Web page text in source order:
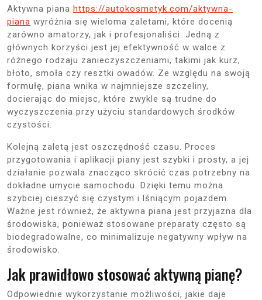
Aktywna piana https://autokosmetyk.com/aktywna-
piana wyróżnia się wieloma zaletami, które docenią
zarówno amatorzy, jak i profesjonaliści. Jedną z
głównych korzyści jest jej efektywność w walce z
różnego rodzaju zanieczyszczeniami, takimi jak kurz,
błoto, smoła czy resztki owadów. Ze względu na swoją
formułę, piana wnika w najmniejsze szczeliny,
docierając do miejsc, które zwykle są trudne do
wyczyszczenia przy użyciu standardowych środków
czystości.
Kolejną zaletą jest oszczędność czasu. Proces
przygotowania i aplikacji piany jest szybki i prosty, a jej
działanie pozwala znacząco skrócić czas potrzebny na
dokładne umycie samochodu. Dzięki temu można
szybciej cieszyć się czystym i lśniącym pojazdem.
Ważne jest również, że aktywna piana jest przyjazna dla
środowiska, ponieważ stosowane preparaty często są
biodegradowalne, co minimalizuje negatywny wpływ na
środowisko.
Jak prawidłowo stosować aktywną pianę?
Odpowiednie wykorzystanie możliwości, jakie daje